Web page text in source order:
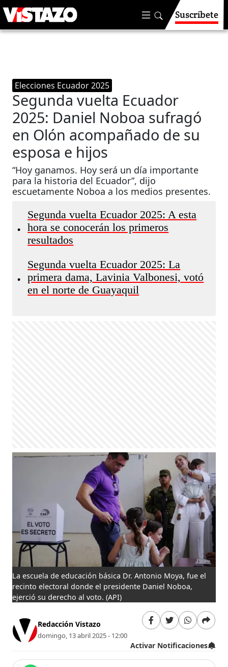
Suscríbete
Elecciones Ecuador 2025
Segunda vuelta Ecuador
2025: Daniel Noboa sufragó
en Olón acompañado de su
esposa e hijos
“Hoy ganamos. Hoy será un día importante
para la historia del Ecuador”, dijo
escuetamente Noboa a los medios presentes.
•
Segunda vuelta Ecuador 2025: A esta
hora se conocerán los primeros
resultados
•
Segunda vuelta Ecuador 2025: La
primera dama, Lavinia Valbonesi, votó
en el norte de Guayaquil
La escuela de educación básica Dr. Antonio Moya, fue el
recinto electoral donde el presidente Daniel Noboa,
ejerció su derecho al voto.(API)
Redacción Vistazo
domingo, 13 abril 2025 - 12:00
Activar Notificaciones